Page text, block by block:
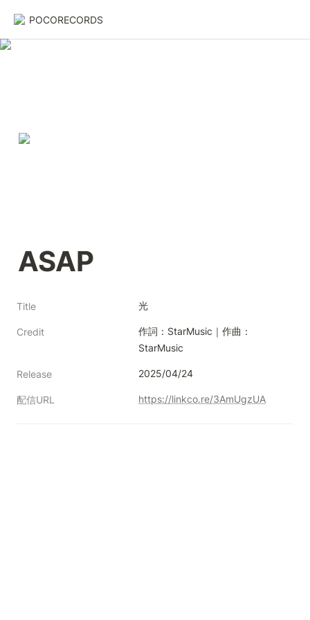
POCORECORDS
ASAP
Title 光
Credit
作詞：StarMusic｜作曲：
StarMusic
Release 2025/04/24
配信URL https://linkco.re/3AmUgzUA